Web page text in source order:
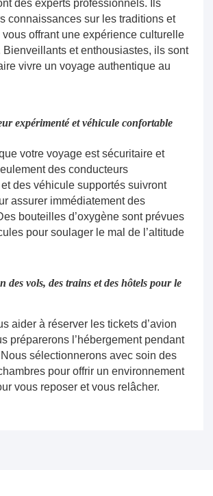
des experts professionnels. Ils
connaissances sur les traditions et
vous offrant une expérience culturelle
Bienveillants et enthousiastes, ils sont
vivre un voyage authentique au
expérimenté et véhicule confortable
votre voyage est sécuritaire et
des conducteurs
des véhicule supportés suivront
assurer immédiatement des
bouteilles d’oxygène sont prévues
pour soulager le mal de l’altitude
des vols, des trains et des hôtels pour le
aider à réserver les tickets d’avion
préparerons l’hébergement pendant
sélectionnerons avec soin des
pour offrir un environnement
vous reposer et vous relâcher.